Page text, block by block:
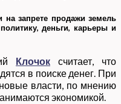
на запрете продажи земель
деньги, карьеры и
Клочок считает, что
в поиске денег. При
власти, по мнению
экономикой.